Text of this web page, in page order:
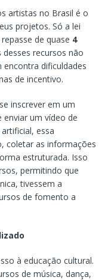
artistas no Brasil é o
projetos. Só a lei
de quase 4
recursos não
dificuldades
de incentivo.
inscrever em um
um vídeo de
essa
coletar as informações
estruturada. Isso
permitindo que
tivessem a
de fomento a
à educação cultural.
de música, dança,